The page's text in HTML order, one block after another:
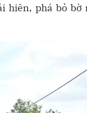
hiên, phá bỏ bờ